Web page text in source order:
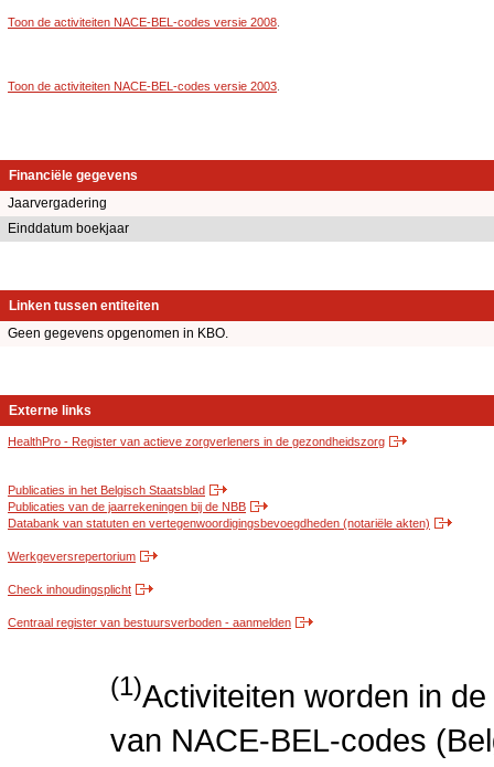
Toon de activiteiten NACE-BEL-codes versie 2008
Toon de activiteiten NACE-BEL-codes versie 2003
Financiële gegevens
Jaarvergadering
Einddatum boekjaar
Linken tussen entiteiten
Geen gegevens opgenomen in KBO.
Externe links
HealthPro - Register van actieve zorgverleners in de gezondheidszorg
Publicaties in het Belgisch Staatsblad
Publicaties van de jaarrekeningen bij de NBB
Databank van statuten en vertegenwoordigingsbevoegdheden (notariële akten)
Werkgeversrepertorium
Check inhoudingsplicht
Centraal register van bestuursverboden - aanmelden
(1)Activiteiten worden in
van NACE-BEL-codes